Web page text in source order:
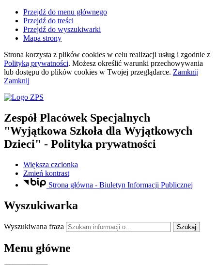
Przejdź do menu głównego
Przejdź do treści
Przejdź do wyszukiwarki
Mapa strony
Strona korzysta z plików cookies w celu realizacji usług i zgodnie z
Polityką prywatności. Możesz określić warunki przechowywania
lub dostępu do plików cookies w Twojej przeglądarce. Zamknij
Zamknij
Zespół Placówek Specjalnych
"Wyjątkowa Szkoła dla Wyjątkowych
Dzieci" - Polityka prywatności
Większa czcionka
Zmień kontrast
Strona główna - Biuletyn Informacji Publicznej
Wyszukiwarka
Wyszukiwana fraza Szukaj
Menu główne